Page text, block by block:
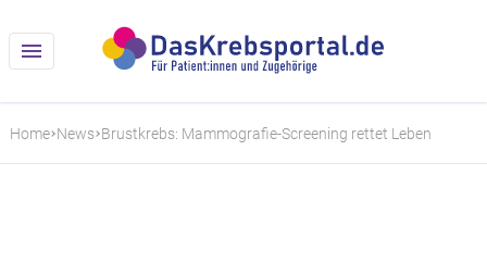
Home News Brustkrebs: Mammografie-Screening rettet Leben